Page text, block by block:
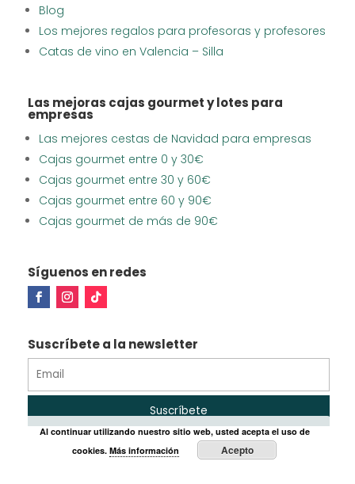
Blog
Los mejores regalos para profesoras y profesores
Catas de vino en Valencia – Silla
Las mejoras cajas gourmet y lotes para
empresas
Las mejores cestas de Navidad para empresas
Cajas gourmet entre 0 y 30€
Cajas gourmet entre 30 y 60€
Cajas gourmet entre 60 y 90€
Cajas gourmet de más de 90€
Síguenos en redes
Suscríbete a la newsletter
Al continuar utilizando nuestro sitio web, usted acepta el uso de
cookies.Más información Acepto